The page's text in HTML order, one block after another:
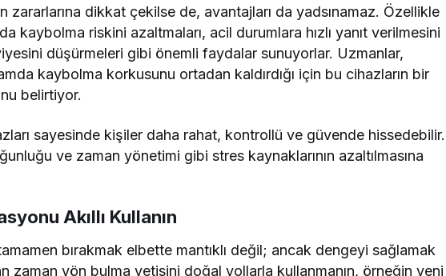
zararlarına dikkat çekilse de, avantajları da yadsınamaz. Özellikle
kaybolma riskini azaltmaları, acil durumlara hızlı yanıt verilmesini
düşürmeleri gibi önemli faydalar sunuyorlar. Uzmanlar,
kaybolma korkusunu ortadan kaldırdığı için bu cihazların bir
belirtiyor.
sayesinde kişiler daha rahat, kontrollü ve güvende hissedebilir.
ve zaman yönetimi gibi stres kaynaklarının azaltılmasına
Akıllı Kullanın
bırakmak elbette mantıklı değil; ancak dengeyi sağlamak
zaman yön bulma yetisini doğal yollarla kullanmanın, örneğin yeni